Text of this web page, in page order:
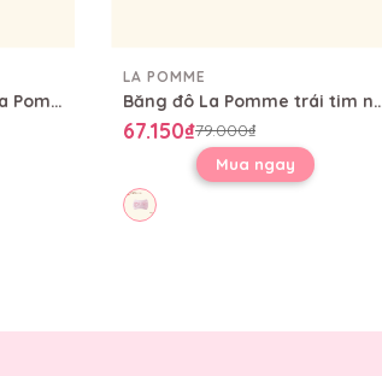
Set bao tay bao chân La Pomme trái tim nhỏ ngộ nghĩnh
LA POMME
Băng đô La
67.150₫79.000₫
Mua ngay